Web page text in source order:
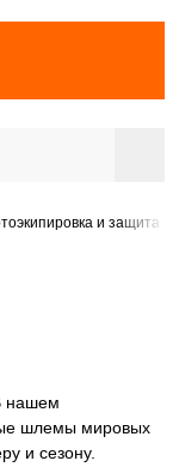
и защита
нашем
шлемы мировых
и сезону.